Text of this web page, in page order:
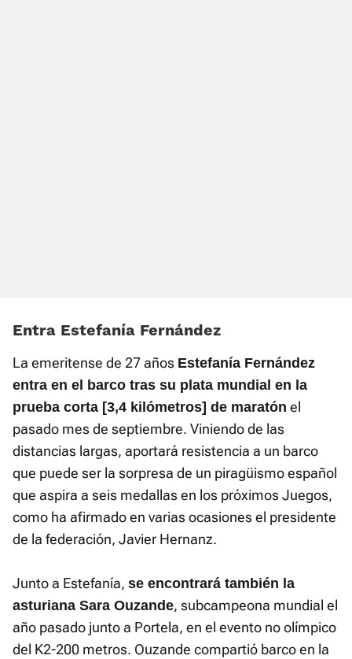
Entra Estefanía Fernández
La emeritense de 27 años Estefanía Fernández
entra en el barco tras su plata mundial en la
prueba corta [3,4 kilómetros] de maratón el
pasado mes de septiembre. Viniendo de las
distancias largas, aportará resistencia a un barco
que puede ser la sorpresa de un piragüismo español
que aspira a seis medallas en los próximos Juegos,
como ha afirmado en varias ocasiones el presidente
de la federación, Javier Hernanz.
Junto a Estefanía, se encontrará también la
asturiana Sara Ouzande, subcampeona mundial el
año pasado junto a Portela, en el evento no olímpico
del K2-200 metros. Ouzande compartió barco en la